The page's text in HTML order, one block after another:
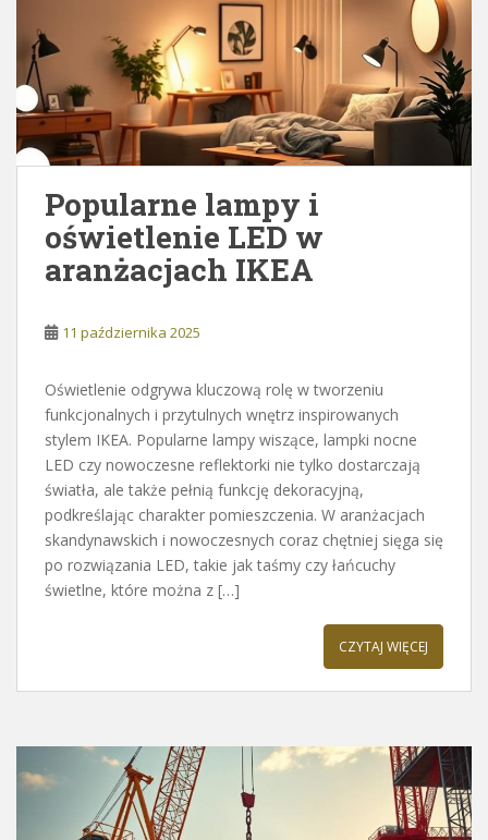
Popularne lampy i
oświetlenie LED w
aranżacjach IKEA
11 października 2025
Oświetlenie odgrywa kluczową rolę w tworzeniu
funkcjonalnych i przytulnych wnętrz inspirowanych
stylem IKEA. Popularne lampy wiszące, lampki nocne
LED czy nowoczesne reflektorki nie tylko dostarczają
światła, ale także pełnią funkcję dekoracyjną,
podkreślając charakter pomieszczenia. W aranżacjach
skandynawskich i nowoczesnych coraz chętniej sięga się
po rozwiązania LED, takie jak taśmy czy łańcuchy
świetlne, które można z […]
CZYTAJ WIĘCEJ